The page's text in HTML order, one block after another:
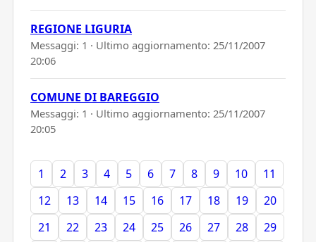
REGIONE LIGURIA
Messaggi: 1 · Ultimo aggiornamento: 25/11/2007
20:06
COMUNE DI BAREGGIO
Messaggi: 1 · Ultimo aggiornamento: 25/11/2007
20:05
1 2 3 4 5 6 7 8 9 10
11
12
13 14 15 16 17 18 19
20
21
22 23 24 25 26 27 28
29